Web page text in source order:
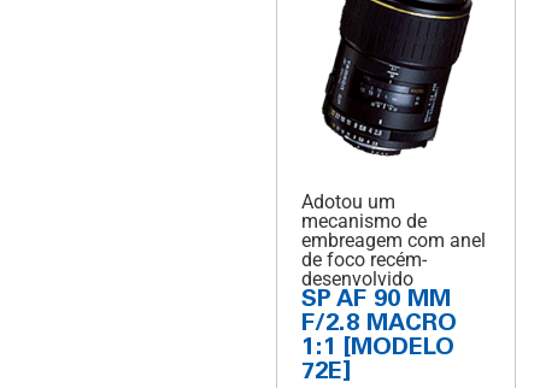
Adotou um
mecanismo de
embreagem com anel
de foco recém-
desenvolvido
SP AF 90 MM
F/2.8 MACRO
1:1 [MODELO
72E]